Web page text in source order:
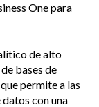
One para
de alto
bases de
permite a las
con una